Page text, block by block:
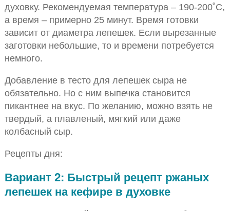
духовку. Рекомендуемая температура – 190-200˚С,
а время – примерно 25 минут. Время готовки
зависит от диаметра лепешек. Если вырезанные
заготовки небольшие, то и времени потребуется
немного.
Добавление в тесто для лепешек сыра не
обязательно. Но с ним выпечка становится
пикантнее на вкус. По желанию, можно взять не
твердый, а плавленый, мягкий или даже
колбасный сыр.
Рецепты дня:
Вариант 2: Быстрый рецепт ржаных
лепешек на кефире в духовке